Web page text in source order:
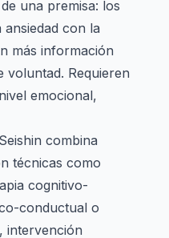
una premisa: los
con la
más información
Requieren
emocional,
combina
técnicas como
cognitivo-
conductual o
intervención